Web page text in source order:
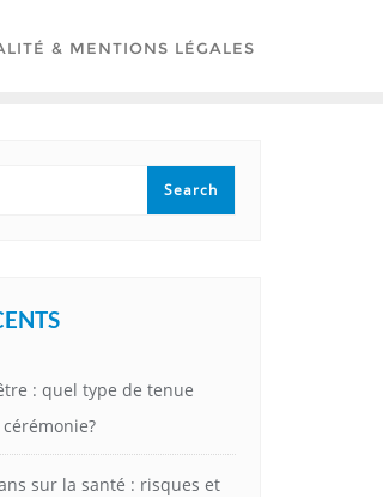
& MENTIONS LÉGALES
: quel type de tenue
sur la santé : risques et